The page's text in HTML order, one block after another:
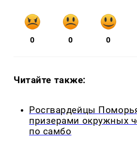
0 0 0
Читайте также:
Росгвардейцы
призерами окружных
по самбо